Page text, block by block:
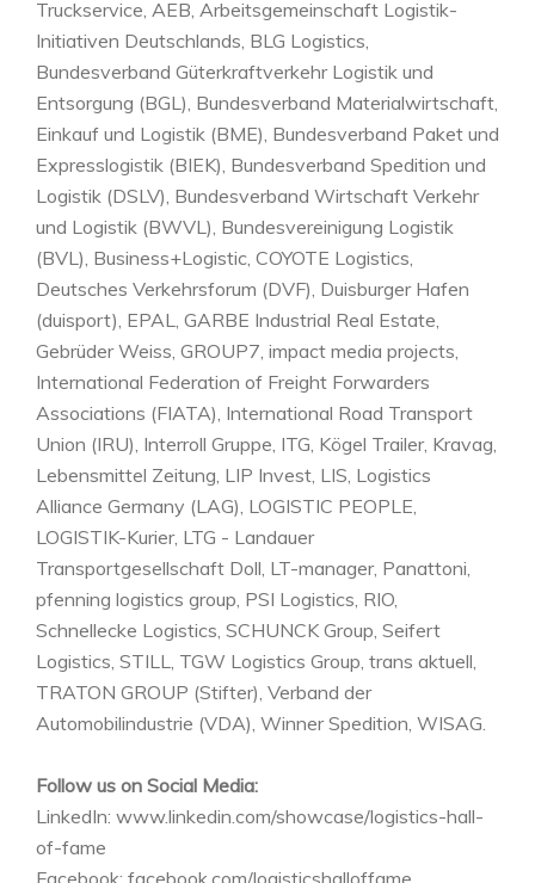
Truckservice, AEB, Arbeitsgemeinschaft Logistik-
Initiativen Deutschlands, BLG Logistics,
Bundesverband Güterkraftverkehr Logistik und
Entsorgung (BGL), Bundesverband Materialwirtschaft,
Einkauf und Logistik (BME), Bundesverband Paket und
Expresslogistik (BIEK), Bundesverband Spedition und
Logistik (DSLV), Bundesverband Wirtschaft Verkehr
und Logistik (BWVL), Bundesvereinigung Logistik
(BVL), Business+Logistic, COYOTE Logistics,
Deutsches Verkehrsforum (DVF), Duisburger Hafen
(duisport), EPAL, GARBE Industrial Real Estate,
Gebrüder Weiss, GROUP7, impact media projects,
International Federation of Freight Forwarders
Associations (FIATA), International Road Transport
Union (IRU), Interroll Gruppe, ITG, Kögel Trailer, Kravag,
Lebensmittel Zeitung, LIP Invest, LIS, Logistics
Alliance Germany (LAG), LOGISTIC PEOPLE,
LOGISTIK-Kurier, LTG - Landauer
Transportgesellschaft Doll, LT-manager, Panattoni,
pfenning logistics group, PSI Logistics, RIO,
Schnellecke Logistics, SCHUNCK Group, Seifert
Logistics, STILL, TGW Logistics Group, trans aktuell,
TRATON GROUP (Stifter), Verband der
Automobilindustrie (VDA), Winner Spedition, WISAG.
Follow us on Social Media:
LinkedIn: www.linkedin.com/showcase/logistics-hall-
of-fame
Facebook: facebook.com/logisticshalloffame